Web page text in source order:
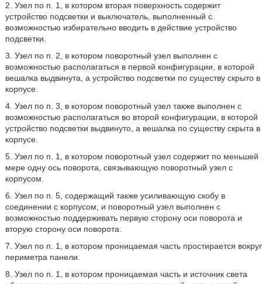
2. Узел по п. 1, в котором вторая поверхность содержит
устройство подсветки и выключатель, выполненный с
возможностью избирательно вводить в действие устройство
подсветки.
3. Узел по п. 2, в котором поворотный узел выполнен с
возможностью располагаться в первой конфигурации, в которой
вешалка выдвинута, а устройство подсветки по существу скрыто в
корпусе.
4. Узел по п. 3, в котором поворотный узел также выполнен с
возможностью располагаться во второй конфигурации, в которой
устройство подсветки выдвинуто, а вешалка по существу скрыта в
корпусе.
5. Узел по п. 1, в котором поворотный узел содержит по меньшей
мере одну ось поворота, связывающую поворотный узел с
корпусом.
6. Узел по п. 5, содержащий также усиливающую скобу в
соединении с корпусом, и поворотный узел выполнен с
возможностью поддерживать первую сторону оси поворота и
вторую сторону оси поворота.
7. Узел по п. 1, в котором проницаемая часть простирается вокруг
периметра панели.
8. Узел по п. 1, в котором проницаемая часть и источник света